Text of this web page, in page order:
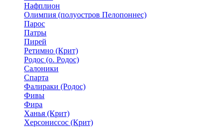
Нафплион
Олимпия (полуостров Пелопоннес)
Парос
Патры
Пирей
Ретимно (Крит)
Родос (о. Родос)
Салоники
Спарта
Фалираки (Родос)
Фивы
Фира
Ханья (Крит)
Херсониссос (Крит)